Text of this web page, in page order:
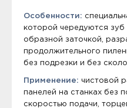
Особенности:
которой чередуются зуб
образной заточкой,
продолжительного
без подрезки и без
Применение: чистовой
панелей на станках без
скоростью подачи,